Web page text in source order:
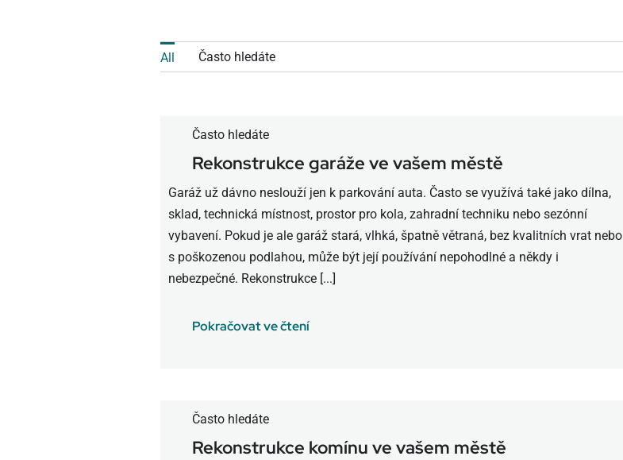
All Často hledáte
Často hledáte
Rekonstrukce garáže ve vašem městě
Garáž už dávno neslouží jen k parkování auta. Často se využívá také jako dílna,
sklad, technická místnost, prostor pro kola, zahradní techniku nebo sezónní
vybavení. Pokud je ale garáž stará, vlhká, špatně větraná, bez kvalitních vrat nebo
s poškozenou podlahou, může být její používání nepohodlné a někdy i
nebezpečné. Rekonstrukce [...]
Pokračovat ve čtení
Často hledáte
Rekonstrukce komínu ve vašem městě